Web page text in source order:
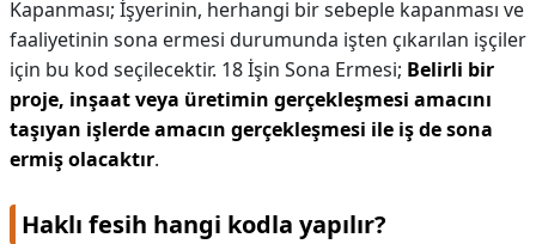
Kapanması; İşyerinin, herhangi bir sebeple kapanması ve
faaliyetinin sona ermesi durumunda işten çıkarılan işçiler
için bu kod seçilecektir. 18 İşin Sona Ermesi; Belirli bir
proje, inşaat veya üretimin gerçekleşmesi amacını
taşıyan işlerde amacın gerçekleşmesi ile iş de sona
ermiş olacaktır.
Haklı fesih hangi kodla yapılır?